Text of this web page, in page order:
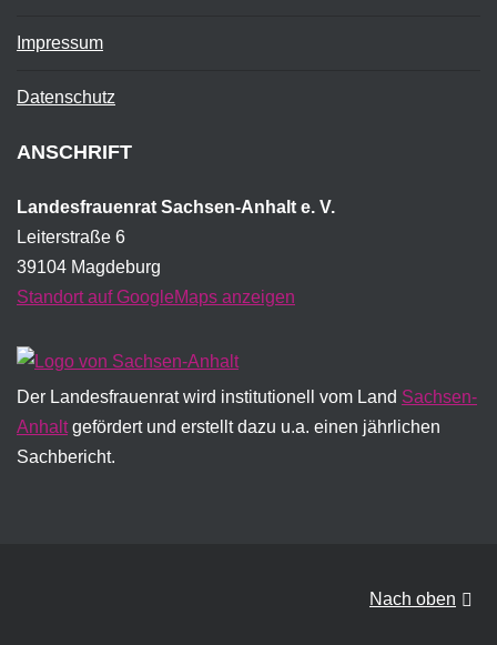
Impressum
Datenschutz
ANSCHRIFT
Landesfrauenrat Sachsen-Anhalt e. V.
Leiterstraße 6
39104 Magdeburg
Standort auf GoogleMaps anzeigen
Der Landesfrauenrat wird institutionell vom Land Sachsen-
Anhaltgefördert und erstellt dazu u.a. einen jährlichen
Sachbericht.
Nach oben